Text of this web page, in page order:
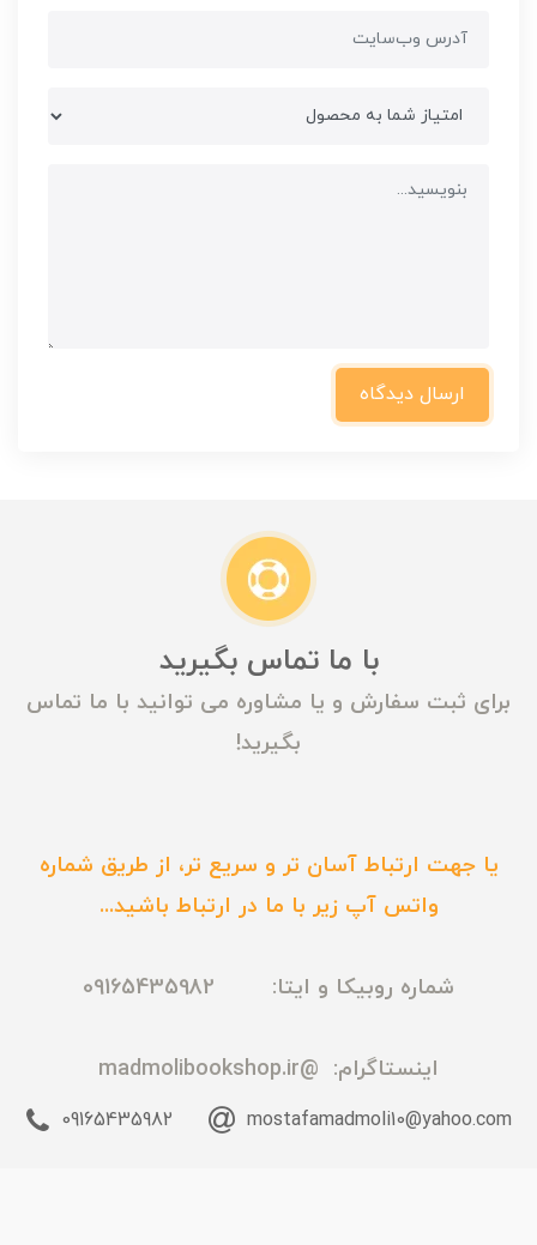
ارسال دیدگاه
با ما تماس بگیرید
برای ثبت سفارش و یا مشاوره می توانید با ما تماس
بگیرید!
یا جهت ارتباط آسان تر و سریع تر، از طریق شماره
واتس آپ زیر با ما در ارتباط باشید...
شماره روبیکا و ایتا: 09165435982
اینستاگرام: @madmolibookshop.ir
mostafamadmoli10@yahoo.com
09165435982